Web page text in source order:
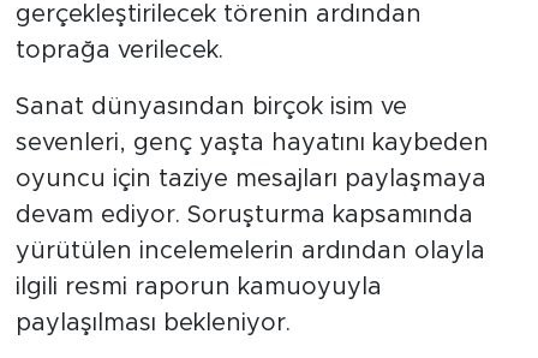
gerçekleştirilecek törenin ardından
toprağa verilecek.
Sanat dünyasından birçok isim ve
sevenleri, genç yaşta hayatını kaybeden
oyuncu için taziye mesajları paylaşmaya
devam ediyor. Soruşturma kapsamında
yürütülen incelemelerin ardından olayla
ilgili resmi raporun kamuoyuyla
paylaşılması bekleniyor.